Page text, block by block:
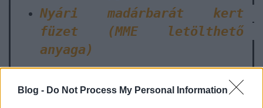
Blog - Do Not Process My Personal Information
Nyári madárbarát kert
füzet (MME letölthető
anyaga)